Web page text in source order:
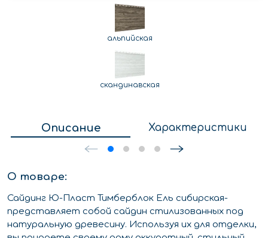
альпийская
скандинавская
Описание Характеристики
О товаре:
Сайдинг Ю-Пласт Тимберблок Ель сибирская-
представляет собой сайдин стилизованных под
натуральную древесину. Используя их для отделки,